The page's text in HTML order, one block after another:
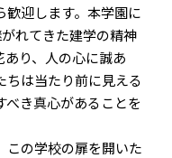
歓迎します。本学園に
れてきた建学の精神
り、人の心に誠あ
ちは当たり前に見える
き真心があることを
の学校の扉を開いた